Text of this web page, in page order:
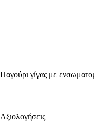
Παγούρι γίγας με
Αξιολογήσεις